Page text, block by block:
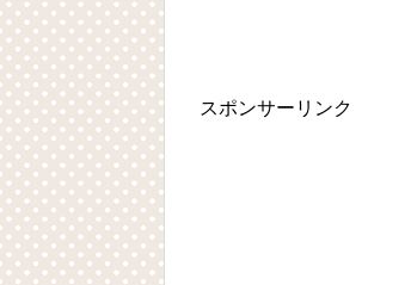
スポンサーリンク